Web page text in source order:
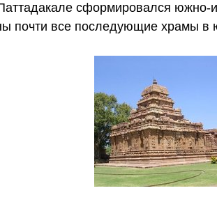
сформировался южно-
почти все последующие храмы